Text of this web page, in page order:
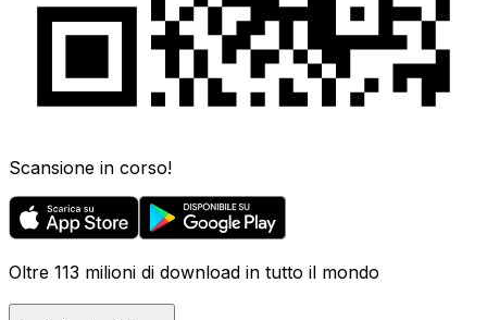
Scansione in corso!
Oltre 113 milioni di download in tutto il mondo